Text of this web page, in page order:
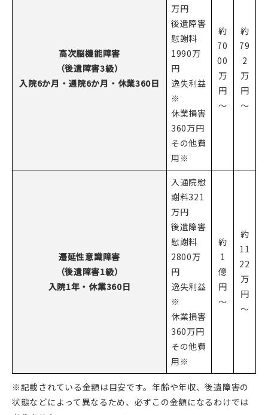
高次脳機能障害
（後遺障害3級）
入院6か月・通院6か月・休業360日
万円
後遺障害
慰謝料
1990万
円
逸失利益
※
休業損害
360万円
その他費
用※
約
70
00
万
円
～
約
79
2
万
円
～
遷延性意識障害
（後遺障害1級）
入院1年・休業360日
入通院慰
謝料321
万円
後遺障害
慰謝料
2800万
円
逸失利益
※
休業損害
360万円
その他費
用※
約
1
億
円
～
約
11
22
万
円
～
※記載されている金額は目安です。年齢や年収、後遺障害の
状態などによって異なるため、必ずこの金額になるわけでは